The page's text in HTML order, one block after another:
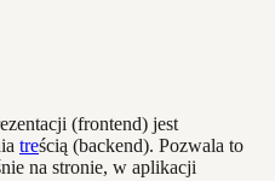
(frontend) jest
treścią (backend). Pozwala to
na stronie, w aplikacji